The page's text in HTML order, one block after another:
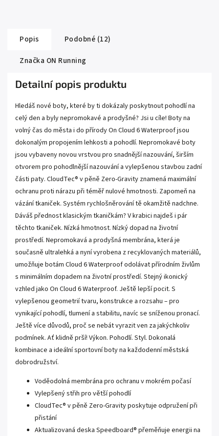
Popis
Podobné (12)
Značka ON Running
Detailní popis produktu
Hledáš nové boty, které by ti dokázaly poskytnout pohodlí na
celý den a byly nepromokavé a prodyšné? Jsi u cíle! Boty na
volný čas do města i do přírody On Cloud 6 Waterproof jsou
dokonalým propojením lehkosti a pohodlí. Nepromokavé boty
jsou vybaveny novou vrstvou pro snadnější nazouvání, širším
otvorem pro pohodlnější nazouvání a vylepšenou stavbou zadní
části paty. CloudTec® v pěně Zero-Gravity znamená maximální
ochranu proti nárazu při téměř nulové hmotnosti. Zapomeň na
vázání tkaniček. Systém rychlošněrování tě okamžitě nadchne.
Dáváš přednost klasickým tkaničkám? V krabici najdeš i pár
těchto tkaniček. Nízká hmotnost. Nízký dopad na životní
prostředí. Nepromokavá a prodyšná membrána, která je
současně ultralehká a nyní vyrobena z recyklovaných materiálů,
umožňuje botám Cloud 6 Waterproof odolávat přírodním živlům
s minimálním dopadem na životní prostředí. Stejný ikonický
vzhled jako On Cloud 6 Waterproof. Ještě lepší pocit. S
vylepšenou geometrií tvaru, konstrukce a rozsahu – pro
vynikající pohodlí, tlumení a stabilitu, navíc se sníženou pronací.
Ještě více důvodů, proč se nebát vyrazit ven za jakýchkoliv
podmínek. Ať klidně prší! Výkon. Pohodlí. Styl. Dokonalá
kombinace a ideální sportovní boty na každodenní městská
dobrodružství.
Voděodolná membrána pro ochranu v mokrém počasí
Vylepšený střih pro větší pohodlí
CloudTec® v pěně Zero-Gravity poskytuje odpružení při
přistání
Aktualizovaná deska Speedboard® přeměňuje energii na